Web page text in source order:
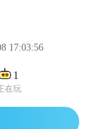
17:03:56
1
在玩